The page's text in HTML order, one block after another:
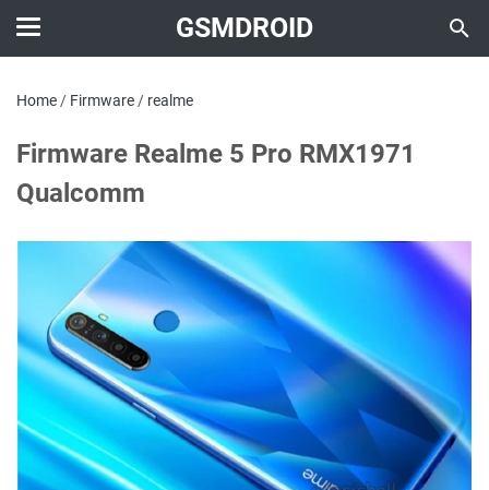
GSMDROID
Home / Firmware / realme
Firmware Realme 5 Pro RMX1971
Qualcomm